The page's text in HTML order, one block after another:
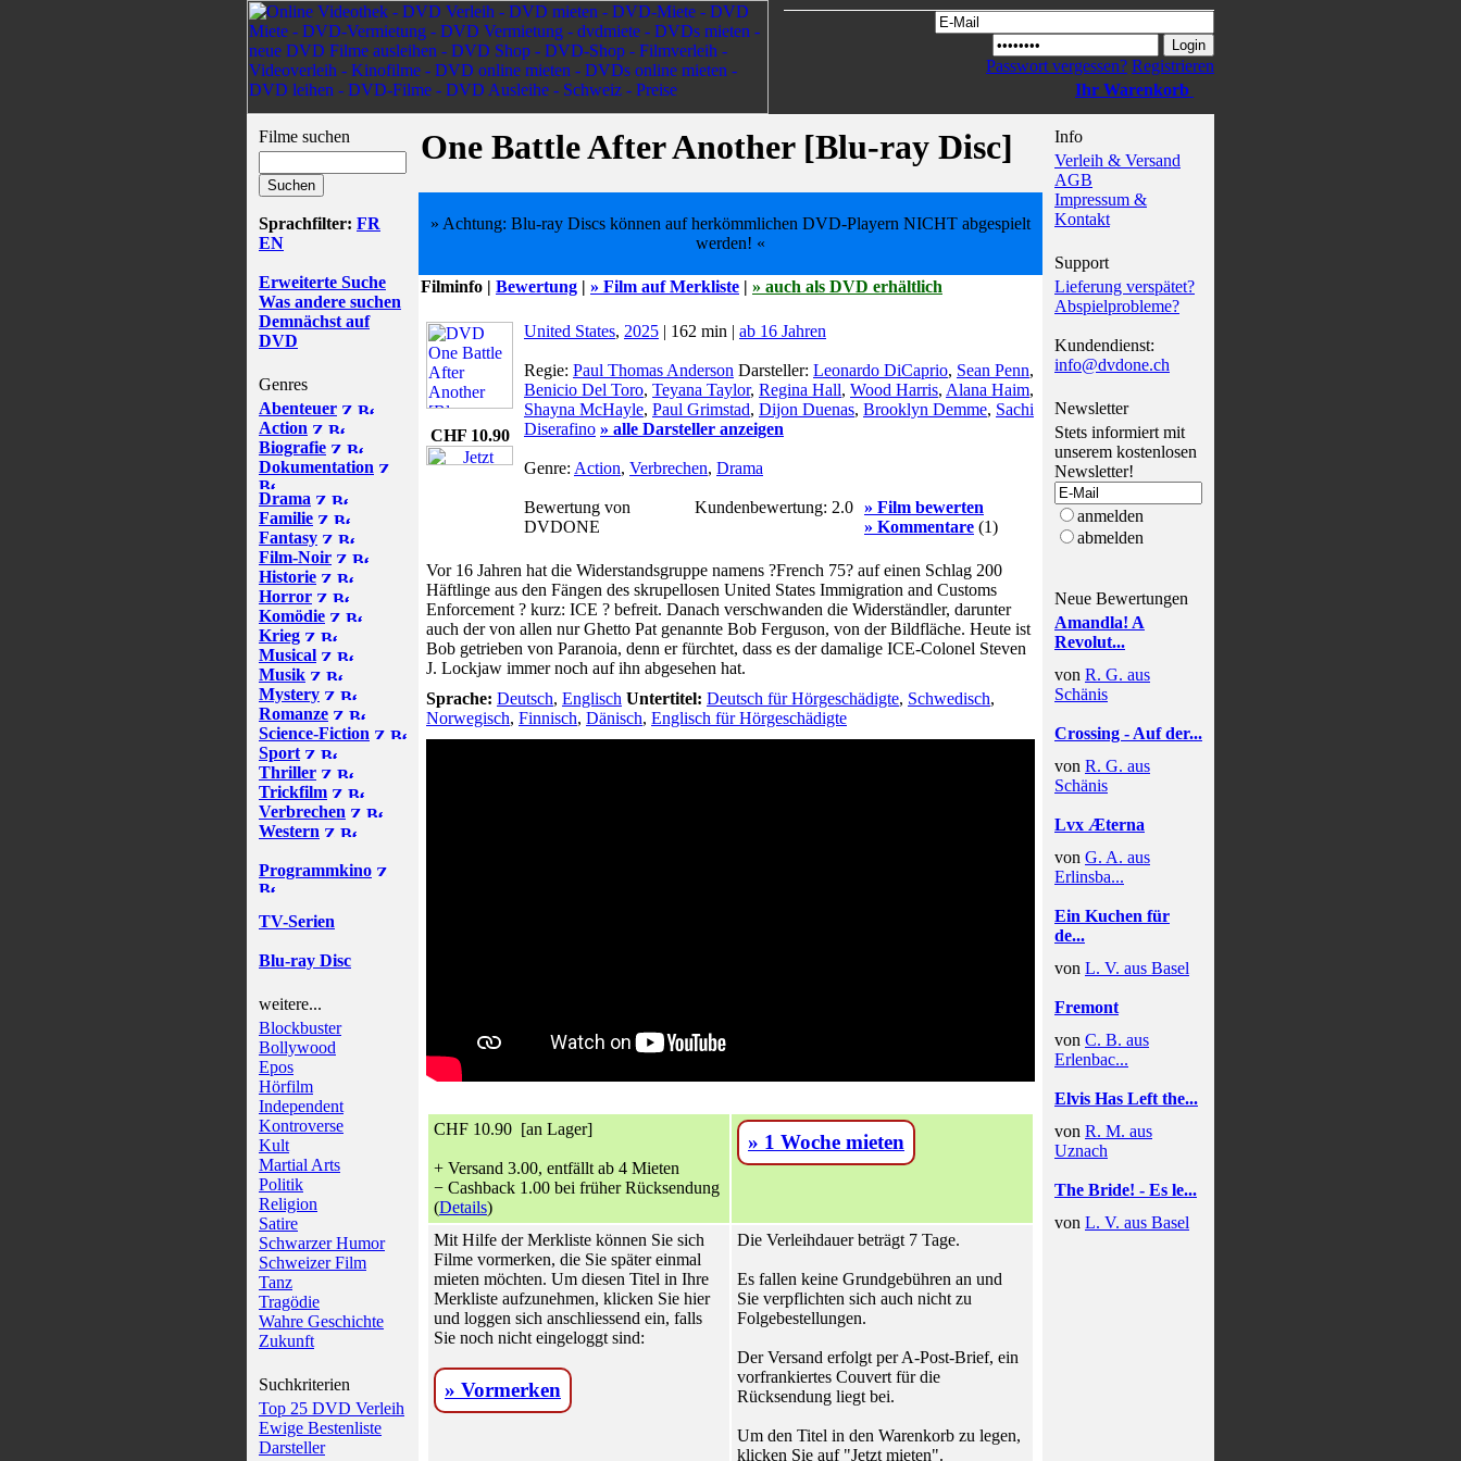
Passwort vergessen? Registrieren
Ihr Warenkorb
Filme suchen
Sprachfilter: FR
EN
Erweiterte Suche
Was andere suchen
Demnächst auf
DVD
Genres
Abenteuer
Action
Biografie
Dokumentation
Drama
Familie
Fantasy
Film-Noir
Historie
Horror
Komödie
Krieg
Musical
Musik
Mystery
Romanze
Science-Fiction
Sport
Thriller
Trickfilm
Verbrechen
Western
Programmkino
TV-Serien
Blu-ray Disc
weitere...
Blockbuster
Bollywood
Epos
Hörfilm
Independent
Kontroverse
Kult
Martial Arts
Politik
Religion
Satire
Schwarzer Humor
Schweizer Film
Tanz
Tragödie
Wahre Geschichte
Zukunft
Suchkriterien
Top 25 DVD Verleih
Ewige Bestenliste
Darsteller
One Battle After Another [Blu-ray Disc]
» Achtung: Blu-ray Discs können auf herkömmlichen DVD-Playern NICHT abgespielt
werden! «
Filminfo | Bewertung | » Film auf Merkliste | » auch als DVD erhältlich
CHF 10.90
United States, 2025 | 162 min | ab 16 Jahren
Regie: Paul Thomas Anderson Darsteller: Leonardo DiCaprio, Sean Penn,
Benicio Del Toro, Teyana Taylor, Regina Hall, Wood Harris, Alana Haim,
Shayna McHayle, Paul Grimstad, Dijon Duenas, Brooklyn Demme, Sachi
Diserafino » alle Darsteller anzeigen
Genre: Action, Verbrechen, Drama
Bewertung von
DVDONE
Kundenbewertung: 2.0 » Film bewerten
» Kommentare (1)
Vor 16 Jahren hat die Widerstandsgruppe namens ?French 75? auf einen Schlag 200
Häftlinge aus den Fängen des skrupellosen United States Immigration and Customs
Enforcement ? kurz: ICE ? befreit. Danach verschwanden die Widerständler, darunter
auch der von allen nur Ghetto Pat genannte Bob Ferguson, von der Bildfläche. Heute ist
Bob getrieben von Paranoia, denn er fürchtet, dass es der damalige ICE-Colonel Steven
J. Lockjaw immer noch auf ihn abgesehen hat.
Sprache: Deutsch, Englisch Untertitel: Deutsch für Hörgeschädigte, Schwedisch,
Norwegisch, Finnisch, Dänisch, Englisch für Hörgeschädigte
CHF 10.90 [an Lager]
+ Versand 3.00, entfällt ab 4 Mieten
− Cashback 1.00 bei früher Rücksendung
(Details)
» 1 Woche mieten
Mit Hilfe der Merkliste können Sie sich
Filme vormerken, die Sie später einmal
mieten möchten. Um diesen Titel in Ihre
Merkliste aufzunehmen, klicken Sie hier
und loggen sich anschliessend ein, falls
Sie noch nicht eingeloggt sind:
» Vormerken
Die Verleihdauer beträgt 7 Tage.
Es fallen keine Grundgebühren an und
Sie verpflichten sich auch nicht zu
Folgebestellungen.
Der Versand erfolgt per A-Post-Brief, ein
vorfrankiertes Couvert für die
Rücksendung liegt bei.
Um den Titel in den Warenkorb zu legen,
klicken Sie auf "Jetzt mieten".
Info
Verleih & Versand
AGB
Impressum &
Kontakt
Support
Lieferung verspätet?
Abspielprobleme?
Kundendienst:
info@dvdone.ch
Newsletter
Stets informiert mit
unserem kostenlosen
Newsletter!
anmelden
abmelden
Neue Bewertungen
Amandla! A
Revolut...
von R. G. aus
Schänis
Crossing - Auf der...
von R. G. aus
Schänis
Lvx Æterna
von G. A. aus
Erlinsba...
Ein Kuchen für
de...
von L. V. aus Basel
Fremont
von C. B. aus
Erlenbac...
Elvis Has Left the...
von R. M. aus
Uznach
The Bride! - Es le...
von L. V. aus Basel